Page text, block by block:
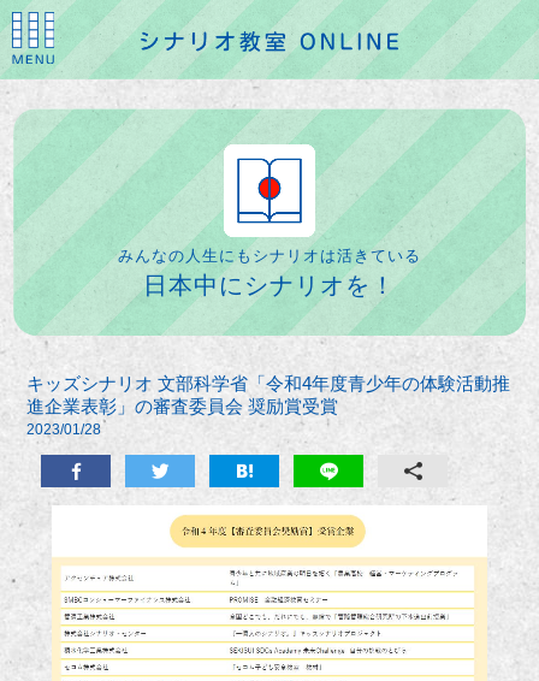
みんなの人生にもシナリオは活きている
日本中にシナリオを！
キッズシナリオ 文部科学省「令和4年度青少年の体験活動推
進企業表彰」の審査委員会 奨励賞受賞
2023/01/28